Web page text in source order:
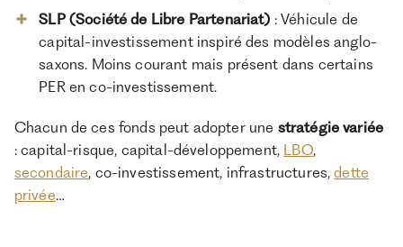
SLP (Société de Libre Partenariat) : Véhicule de
capital-investissement inspiré des modèles anglo-
saxons. Moins courant mais présent dans certains
PER en co-investissement.
Chacun de ces fonds peut adopter une stratégie variée
: capital-risque, capital-développement, LBO,
secondaire, co-investissement, infrastructures,dette
privée…